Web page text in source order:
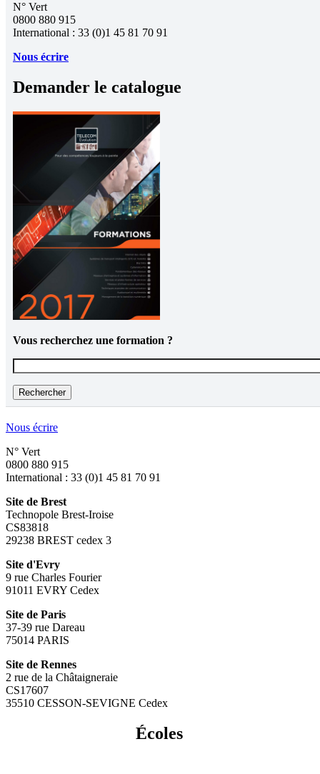
N° Vert
0800 880 915
International : 33 (0)1 45 81 70 91
Nous écrire
Demander le catalogue
Vous recherchez une formation ?
Nous écrire
N° Vert
0800 880 915
International : 33 (0)1 45 81 70 91
Site de Brest
Technopole Brest-Iroise
CS83818
29238 BREST cedex 3
Site d'Evry
9 rue Charles Fourier
91011 EVRY Cedex
Site de Paris
37-39 rue Dareau
75014 PARIS
Site de Rennes
2 rue de la Châtaigneraie
CS17607
35510 CESSON-SEVIGNE Cedex
Écoles